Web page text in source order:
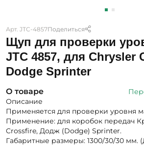
Арт. JTC-4857Поделиться
Щуп для проверки
JTC 4857, для Chrysler
Dodge Sprinter
О товаре
Описание
Применяется для проверки уровня
Применение: для коробок передач
Crossfire, Додж (Dodge) Sprinter.
Габаритные размеры: 1300/30/30 мм.